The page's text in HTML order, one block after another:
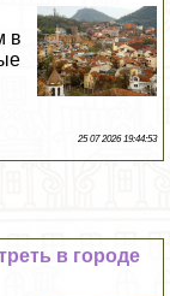
в
25 07 2026 19:44:53
в городе